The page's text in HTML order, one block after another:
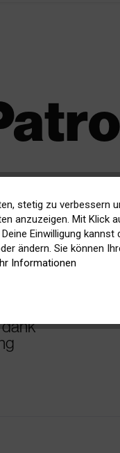
Aktiv
Inaktiv
stetig zu verbessern
anzuzeigen. Mit Klick
Einwilligung kannst
ändern. Sie können
Informationen